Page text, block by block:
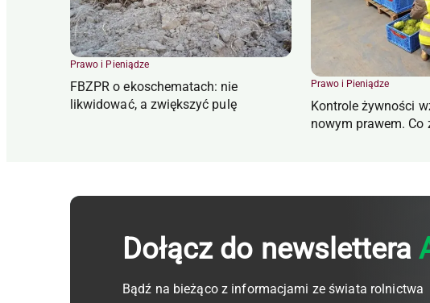
Prawo i Pieniądze
FBZPR o ekoschematach: nie
likwidować, a zwiększyć pulę
Prawo i Pieniądze
Kontrole żywności
nowym prawem. Co
Dołącz do newslettera
Bądź na bieżąco z informacjami ze świata rolnictwa